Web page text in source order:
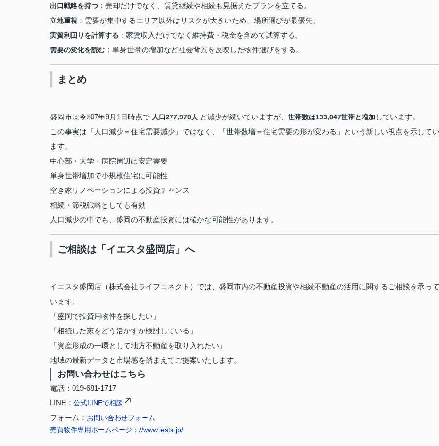
出口戦略を持つ ：売却だけでなく、賃貸継続や相続も見据えたプランを立てる。
立地重視 ：需要が集中するエリア以外はリスクが大きいため、場所選びが最優先。
実質利回りを計算する ：家賃収入だけでなく維持費・税金を含めて試算する。
需要の変化を読む ：単身世帯の増加など社会背景を反映した物件選びをする。
まとめ
盛岡市は令和7年9月1日時点で 人口277,970人 と減少が続いていますが、 世帯数は133,047世帯と増加 しています。
この事実は「人口減少＝住宅需要減少」ではなく、「世帯数増＝住宅需要の形が変わる」という新しい視点を示してい
ます。
中心部・大学・病院周辺は安定需要
単身世帯増加で小規模住宅に可能性
空き家リノベーションによる投資チャンス
相続・節税戦略としても有効
人口減少の中でも、盛岡の不動産投資には確かな可能性があります。
ご相談は「イエスタ盛岡店」へ
イエスタ盛岡店（株式会社ライフコネクト）では、盛岡市内の不動産投資や相続不動産の活用に関するご相談を承って
います。
「盛岡で投資用物件を探したい」
「相続した家をどう活かすか検討している」
「資産形成の一環として地方不動産を取り入れたい」
地域の最新データと市場感を踏まえてご提案いたします。
お問い合わせはこちら
電話：019-681-1717
LINE： 公式LINEで相談
フォーム： お問い合わせフォーム
売買物件専用ホームページ：//www.iesta.jp/